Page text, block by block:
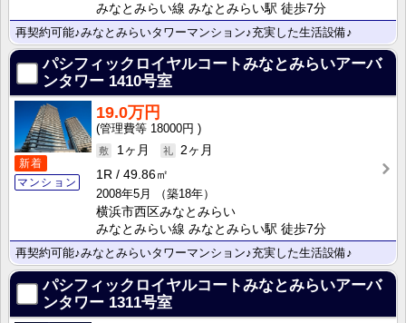
みなとみらい線 みなとみらい駅 徒歩7分
再契約可能♪みなとみらいタワーマンション♪充実した生活設備♪
パシフィックロイヤルコートみなとみらいアーバ
ンタワー 1410号室
新着
マンション
19.0万円
18000円
1ヶ月
2ヶ月
1R
49.86㎡
2008年5月
（築18年）
横浜市西区みなとみらい
みなとみらい線 みなとみらい駅 徒歩7分
再契約可能♪みなとみらいタワーマンション♪充実した生活設備♪
パシフィックロイヤルコートみなとみらいアーバ
ンタワー 1311号室